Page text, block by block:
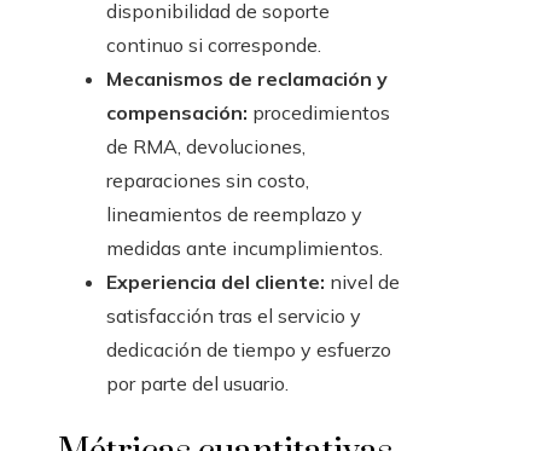
disponibilidad de soporte
continuo si corresponde.
Mecanismos de reclamación y
compensación: procedimientos
de RMA, devoluciones,
reparaciones sin costo,
lineamientos de reemplazo y
medidas ante incumplimientos.
Experiencia del cliente: nivel de
satisfacción tras el servicio y
dedicación de tiempo y esfuerzo
por parte del usuario.